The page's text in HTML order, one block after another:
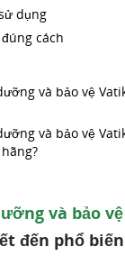
dụng
cách
và bảo vệ
và bảo vệ
và bảo
đến phổ